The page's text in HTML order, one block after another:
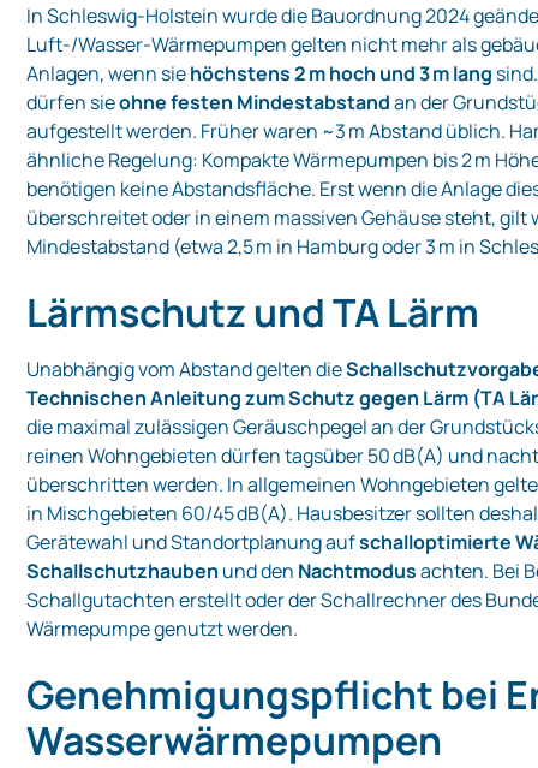
In Schleswig‑Holstein wurde die Bauordnung 2024
Luft‑/Wasser‑Wärmepumpen gelten nicht mehr als
Anlagen, wenn siehöchstens 2 m hoch und 3 m lang
dürfen sieohne festen Mindestabstandan der
aufgestellt werden. Früher waren ~3 m Abstand üblich.
ähnliche Regelung: Kompakte Wärmepumpen bis 2 m
benötigen keine Abstandsfläche. Erst wenn die Anlage
überschreitet oder in einem massiven Gehäuse steht, gilt
Mindestabstand (etwa 2,5 m in Hamburg oder 3 m in
Lärmschutz und TA Lärm
Unabhängig vom Abstand gelten die
Technischen Anleitung zum Schutz gegen Lärm (TA
die maximal zulässigen Geräuschpegel an der
reinen Wohngebieten dürfen tagsüber 50 dB(A) und
überschritten werden. In allgemeinen Wohngebieten
in Mischgebieten 60/45 dB(A). Hausbesitzer sollten
Gerätewahl und Standortplanung aufschalloptimierte
Schallschutzhauben und den Nachtmodusachten. Bei
Schallgutachten erstellt oder der Schallrechner des
Wärmepumpe genutzt werden.
Genehmigungspflicht bei
Wasserwärmepumpen